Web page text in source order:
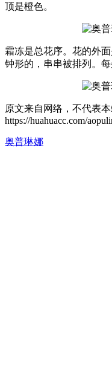
顶是橙色。
霜冻是总花序。花的外
钟形的，串串被排列。每
原文来自网络，不代表
https://huahuacc.com/
奥普琳娜